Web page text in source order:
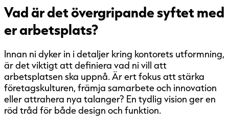
Vad är det övergripande syftet med
er arbetsplats?
Innan ni dyker in i detaljer kring kontorets utformning,
är det viktigt att definiera vad ni vill att
arbetsplatsen ska uppnå. Är ert fokus att stärka
företagskulturen, främja samarbete och innovation
eller attrahera nya talanger? En tydlig vision ger en
röd tråd för både design och funktion.